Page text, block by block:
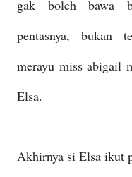
gak boleh bawa
pentasnya, bukan
merayu miss abigail
Elsa.
Akhirnya si Elsa ikut